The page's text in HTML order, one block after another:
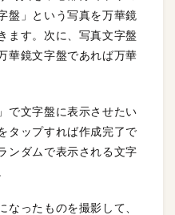
盤」という写真を万華鏡
ます。次に、写真文字盤
華鏡文字盤であれば万華
で文字盤に表示させたい
タップすれば作成完了で
ンダムで表示される文字
なったものを撮影して、